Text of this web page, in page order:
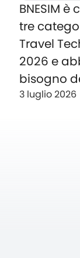
BNESIM
tre
Travel
2026 e
bisogno
3 luglio 2026